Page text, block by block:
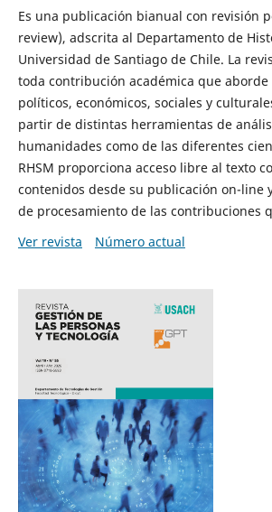
Es una publicación bianual con revisión
review), adscrita al Departamento de
Universidad de Santiago de Chile. La
toda contribución académica que aborde
políticos, económicos, sociales y
partir de distintas herramientas de
humanidades como de las diferentes
RHSM proporciona acceso libre al texto
contenidos desde su publicación on-line
de procesamiento de las contribuciones
Ver revista
Número actual